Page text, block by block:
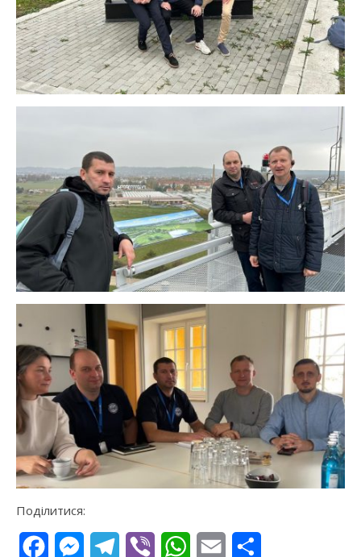
Поділитися:
FacebookMessengerTelegram
Viber WhatsApp
Email